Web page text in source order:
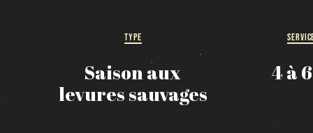
TYPE
Saison aux
levures sauvages
4 à